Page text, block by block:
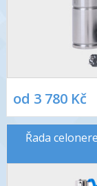
od 3 780 Kč
Řada